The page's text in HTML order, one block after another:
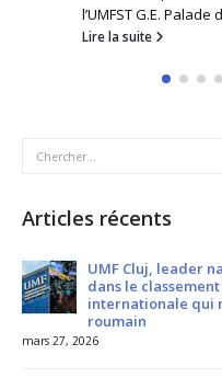
l’UMFST G.E.
Lire la suite
Articles récents
UMF Cluj, leader
dans le
internationale qui
roumain
mars 27, 2026